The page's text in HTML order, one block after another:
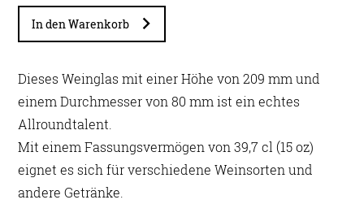
In den Warenkorb
Dieses Weinglas mit einer Höhe von 209 mm und
einem Durchmesser von 80 mm ist ein echtes
Allroundtalent.
Mit einem Fassungsvermögen von 39,7 cl (15 oz)
eignet es sich für verschiedene Weinsorten und
andere Getränke.